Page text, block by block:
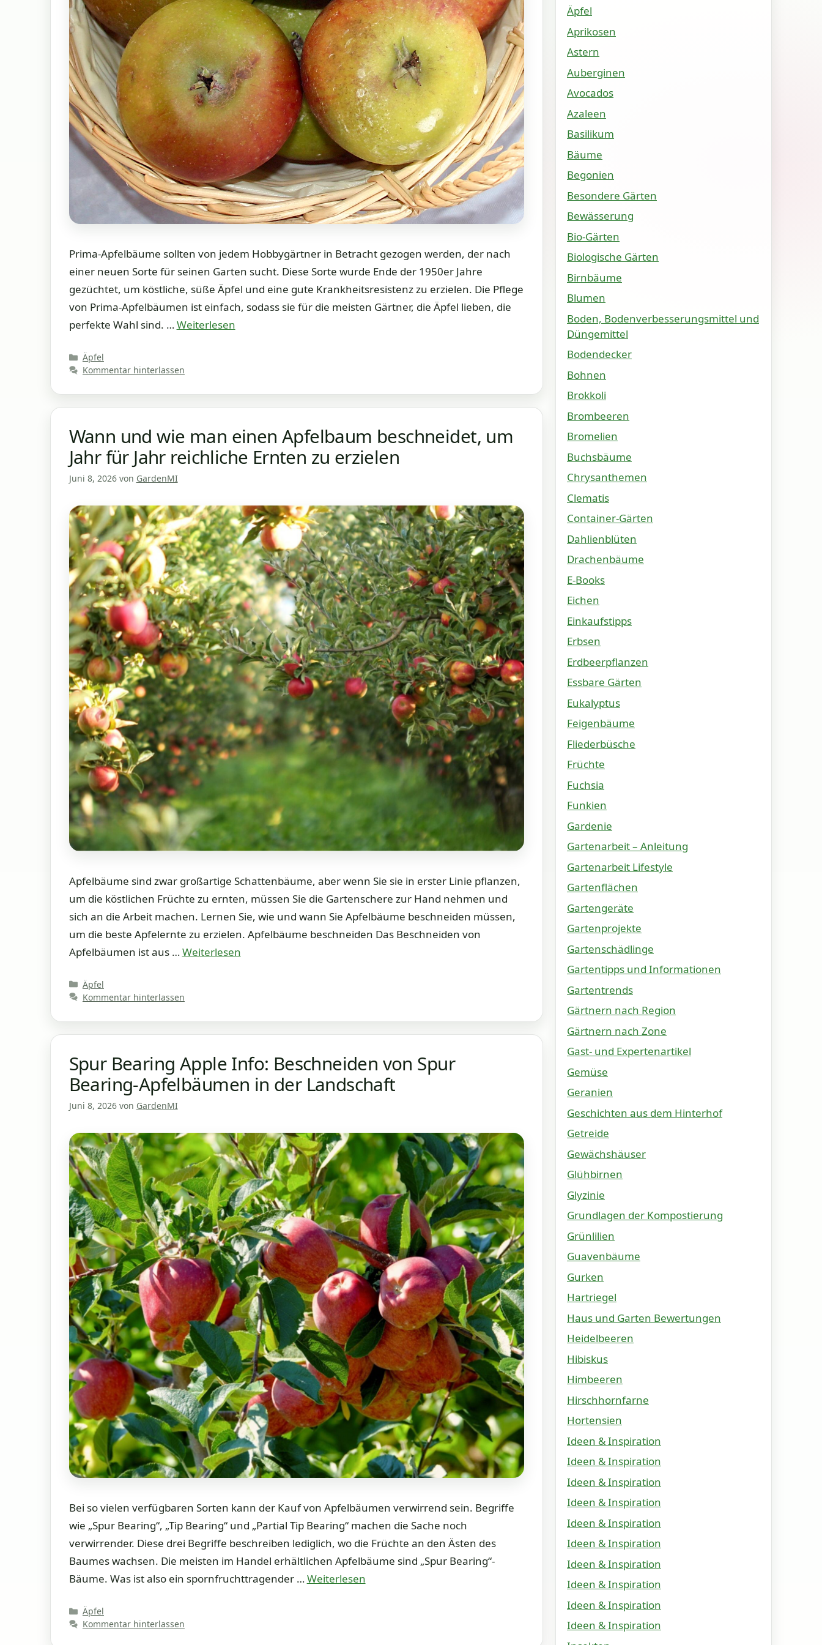
Prima-Apfelbäume sollten von jedem Hobbygärtner in Betracht gezogen werden, der nach
einer neuen Sorte für seinen Garten sucht. Diese Sorte wurde Ende der 1950er Jahre
gezüchtet, um köstliche, süße Äpfel und eine gute Krankheitsresistenz zu erzielen. Die Pflege
von Prima-Apfelbäumen ist einfach, sodass sie für die meisten Gärtner, die Äpfel lieben, die
perfekte Wahl sind. …Weiterlesen
Kategorien
Äpfel
Kommentar hinterlassen
Wann und wie man einen Apfelbaum beschneidet, um
Jahr für Jahr reichliche Ernten zu erzielen
Juni 8, 2026 von GardenMI
Apfelbäume sind zwar großartige Schattenbäume, aber wenn Sie sie in erster Linie pflanzen,
um die köstlichen Früchte zu ernten, müssen Sie die Gartenschere zur Hand nehmen und
sich an die Arbeit machen. Lernen Sie, wie und wann Sie Apfelbäume beschneiden müssen,
um die beste Apfelernte zu erzielen. Apfelbäume beschneiden Das Beschneiden von
Apfelbäumen ist aus …Weiterlesen
Kategorien
Äpfel
Kommentar hinterlassen
Spur Bearing Apple Info: Beschneiden von Spur
Bearing-Apfelbäumen in der Landschaft
Juni 8, 2026 von GardenMI
Bei so vielen verfügbaren Sorten kann der Kauf von Apfelbäumen verwirrend sein. Begriffe
wie „Spur Bearing“, „Tip Bearing“ und „Partial Tip Bearing“ machen die Sache noch
verwirrender. Diese drei Begriffe beschreiben lediglich, wo die Früchte an den Ästen des
Baumes wachsen. Die meisten im Handel erhältlichen Apfelbäume sind „Spur Bearing“-
Bäume. Was ist also ein spornfruchttragender …Weiterlesen
Kategorien
Äpfel
Kommentar hinterlassen
Äpfel
Aprikosen
Astern
Auberginen
Avocados
Azaleen
Basilikum
Bäume
Begonien
Besondere Gärten
Bewässerung
Bio-Gärten
Biologische Gärten
Birnbäume
Blumen
Boden, Bodenverbesserungsmittel und
Düngemittel
Bodendecker
Bohnen
Brokkoli
Brombeeren
Bromelien
Buchsbäume
Chrysanthemen
Clematis
Container-Gärten
Dahlienblüten
Drachenbäume
E-Books
Eichen
Einkaufstipps
Erbsen
Erdbeerpflanzen
Essbare Gärten
Eukalyptus
Feigenbäume
Fliederbüsche
Früchte
Fuchsia
Funkien
Gardenie
Gartenarbeit – Anleitung
Gartenarbeit Lifestyle
Gartenflächen
Gartengeräte
Gartenprojekte
Gartenschädlinge
Gartentipps und Informationen
Gartentrends
Gärtnern nach Region
Gärtnern nach Zone
Gast- und Expertenartikel
Gemüse
Geranien
Geschichten aus dem Hinterhof
Getreide
Gewächshäuser
Glühbirnen
Glyzinie
Grundlagen der Kompostierung
Grünlilien
Guavenbäume
Gurken
Hartriegel
Haus und Garten Bewertungen
Heidelbeeren
Hibiskus
Himbeeren
Hirschhornfarne
Hortensien
Ideen & Inspiration
Ideen & Inspiration
Ideen & Inspiration
Ideen & Inspiration
Ideen & Inspiration
Ideen & Inspiration
Ideen & Inspiration
Ideen & Inspiration
Ideen & Inspiration
Ideen & Inspiration